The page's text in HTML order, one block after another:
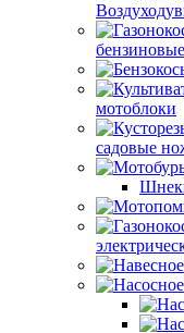
бензиновые
мотоблоки
садовые